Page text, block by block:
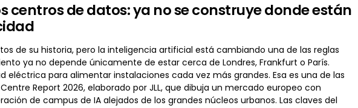
centros de datos: ya no se construye donde están
de su historia, pero la inteligencia artificial está cambiando una de las reglas
ya no depende únicamente de estar cerca de Londres, Frankfurt o París.
para alimentar instalaciones cada vez más grandes. Esa es una de las
Report 2026, elaborado por JLL, que dibuja un mercado europeo con
de campus de IA alejados de los grandes núcleos urbanos. Las claves del